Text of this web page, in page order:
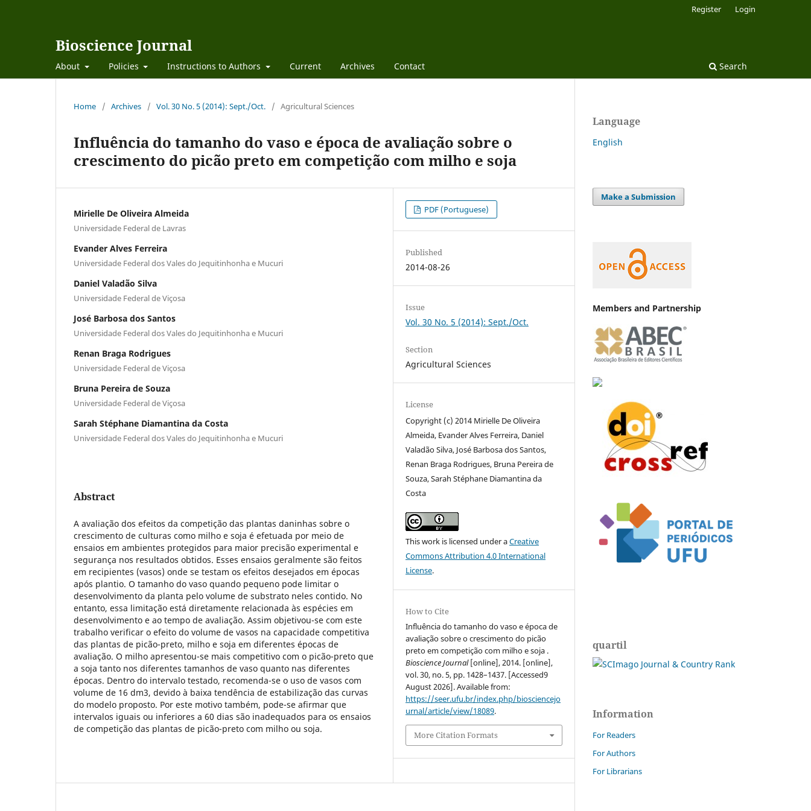
Bioscience Journal
About Policies Instructions to Authors Current Archives Contact Search
Register Login
Home / Archives / Vol. 30 No. 5 (2014): Sept./Oct. / Agricultural Sciences
Influência do tamanho do vaso e época de avaliação sobre o
crescimento do picão preto em competição com milho e soja
Mirielle De Oliveira Almeida
Universidade Federal de Lavras
Evander Alves Ferreira
Universidade Federal dos Vales do Jequitinhonha e Mucuri
Daniel Valadão Silva
Universidade Federal de Viçosa
José Barbosa dos Santos
Universidade Federal dos Vales do Jequitinhonha e Mucuri
Renan Braga Rodrigues
Universidade Federal de Viçosa
Bruna Pereira de Souza
Universidade Federal de Viçosa
Sarah Stéphane Diamantina da Costa
Universidade Federal dos Vales do Jequitinhonha e Mucuri
Abstract
A avaliação dos efeitos da competição das plantas daninhas sobre o
crescimento de culturas como milho e soja é efetuada por meio de
ensaios em ambientes protegidos para maior precisão experimental e
segurança nos resultados obtidos. Esses ensaios geralmente são feitos
em recipientes (vasos) onde se testam os efeitos desejados em épocas
após plantio. O tamanho do vaso quando pequeno pode limitar o
desenvolvimento da planta pelo volume de substrato neles contido. No
entanto, essa limitação está diretamente relacionada às espécies em
desenvolvimento e ao tempo de avaliação. Assim objetivou-se com este
trabalho verificar o efeito do volume de vasos na capacidade competitiva
das plantas de picão-preto, milho e soja em diferentes épocas de
avaliação. O milho apresentou-se mais competitivo com o picão-preto que
a soja tanto nos diferentes tamanhos de vaso quanto nas diferentes
épocas. Dentro do intervalo testado, recomenda-se o uso de vasos com
volume de 16 dm3, devido à baixa tendência de estabilização das curvas
do modelo proposto. Por este motivo também, pode-se afirmar que
intervalos iguais ou inferiores a 60 dias são inadequados para os ensaios
de competição das plantas de picão-preto com milho ou soja.
PDF (Portuguese)
Published
2014-08-26
Issue
Vol. 30 No. 5 (2014): Sept./Oct.
Section
Agricultural Sciences
License
Copyright (c) 2014 Mirielle De Oliveira
Almeida, Evander Alves Ferreira, Daniel
Valadão Silva, José Barbosa dos Santos,
Renan Braga Rodrigues, Bruna Pereira de
Souza, Sarah Stéphane Diamantina da
Costa
This work is licensed under aCreative
Commons Attribution 4.0 International
License.
How to Cite
Influência do tamanho do vaso e época de
avaliação sobre o crescimento do picão
preto em competição com milho e soja .
Bioscience Journal[online], 2014. [online],
vol. 30, no. 5, pp. 1428–1437. [Accessed9
August 2026]. Available from:
https://seer.ufu.br/index.php/biosciencejo
urnal/article/view/18089.
More Citation Formats
Language
English
Make a Submission
Members and Partnership
quartil
Information
For Readers
For Authors
For Librarians